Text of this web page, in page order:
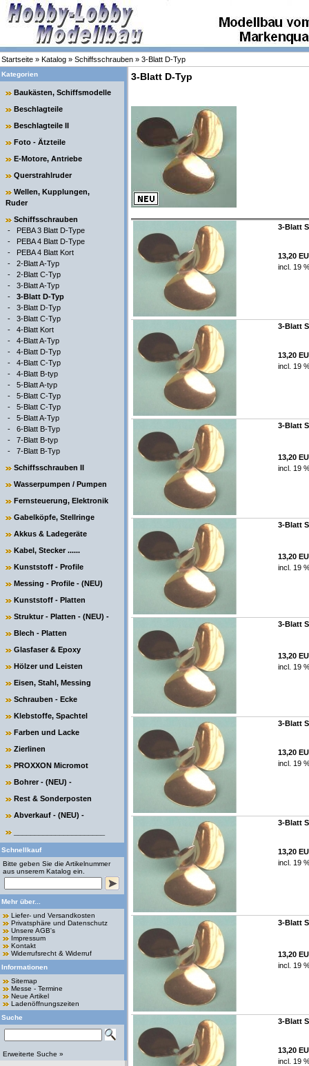
Startseite » Katalog » Schiffsschrauben » 3-Blatt D-Typ
Kategorien
Baukästen, Schiffsmodelle
Beschlagteile
Beschlagteile II
Foto - Ätzteile
E-Motore, Antriebe
Querstrahlruder
Wellen, Kupplungen,
Ruder
Schiffsschrauben
- PEBA 3 Blatt D-Type
- PEBA 4 Blatt D-Type
- PEBA 4 Blatt Kort
- 2-Blatt A-Typ
- 2-Blatt C-Typ
- 3-Blatt A-Typ
- 3-Blatt D-Typ
- 3-Blatt D-Typ
- 3-Blatt C-Typ
- 4-Blatt Kort
- 4-Blatt A-Typ
- 4-Blatt D-Typ
- 4-Blatt C-Typ
- 4-Blatt B-typ
- 5-Blatt A-typ
- 5-Blatt C-Typ
- 5-Blatt C-Typ
- 5-Blatt A-Typ
- 6-Blatt B-Typ
- 7-Blatt B-typ
- 7-Blatt B-Typ
Schiffsschrauben II
Wasserpumpen / Pumpen
Fernsteuerung, Elektronik
Gabelköpfe, Stellringe
Akkus & Ladegeräte
Kabel, Stecker ......
Kunststoff - Profile
Messing - Profile - (NEU)
Kunststoff - Platten
Struktur - Platten - (NEU) -
Blech - Platten
Glasfaser & Epoxy
Hölzer und Leisten
Eisen, Stahl, Messing
Schrauben - Ecke
Klebstoffe, Spachtel
Farben und Lacke
Zierlinen
PROXXON Micromot
Bohrer - (NEU) -
Rest & Sonderposten
Abverkauf - (NEU) -
Schnellkauf
Bitte geben Sie die Artikelnummer
aus unserem Katalog ein.
Mehr über...
Liefer- und Versandkosten
Privatsphäre und Datenschutz
Unsere AGB's
Impressum
Kontakt
Widerrufsrecht & Widerruf
Informationen
Sitemap
Messe - Termine
Neue Artikel
Ladenöffnungszeiten
Suche
Erweiterte Suche »
3-Blatt D-Typ
3-Blatt
13,20
incl. 19
3-Blatt
13,20
incl. 19
3-Blatt
13,20
incl. 19
3-Blatt
13,20
incl. 19
3-Blatt
13,20
incl. 19
3-Blatt
13,20
incl. 19
3-Blatt
13,20
incl. 19
3-Blatt
13,20
incl. 19
3-Blatt
13,20
incl. 19